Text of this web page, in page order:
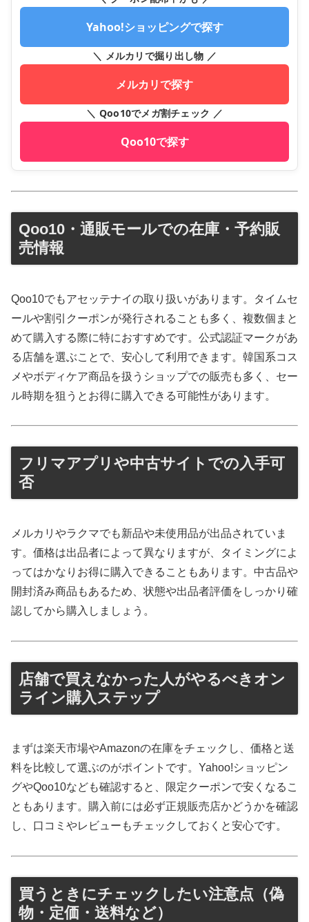
Yahoo!ショッピングで探す
＼ メルカリで掘り出し物 ／
メルカリで探す
＼ Qoo10でメガ割チェック ／
Qoo10で探す
Qoo10・通販モールでの在庫・予約販
売情報
Qoo10でもアセッテナイの取り扱いがあります。タイムセ
ールや割引クーポンが発行されることも多く、複数個まと
めて購入する際に特におすすめです。公式認証マークがあ
る店舗を選ぶことで、安心して利用できます。韓国系コス
メやボディケア商品を扱うショップでの販売も多く、セー
ル時期を狙うとお得に購入できる可能性があります。
フリマアプリや中古サイトでの入手可
否
メルカリやラクマでも新品や未使用品が出品されていま
す。価格は出品者によって異なりますが、タイミングによ
ってはかなりお得に購入できることもあります。中古品や
開封済み商品もあるため、状態や出品者評価をしっかり確
認してから購入しましょう。
店舗で買えなかった人がやるべきオン
ライン購入ステップ
まずは楽天市場やAmazonの在庫をチェックし、価格と送
料を比較して選ぶのがポイントです。Yahoo!ショッピン
グやQoo10なども確認すると、限定クーポンで安くなるこ
ともあります。購入前には必ず正規販売店かどうかを確認
し、口コミやレビューもチェックしておくと安心です。
買うときにチェックしたい注意点（偽
物・定価・送料など）